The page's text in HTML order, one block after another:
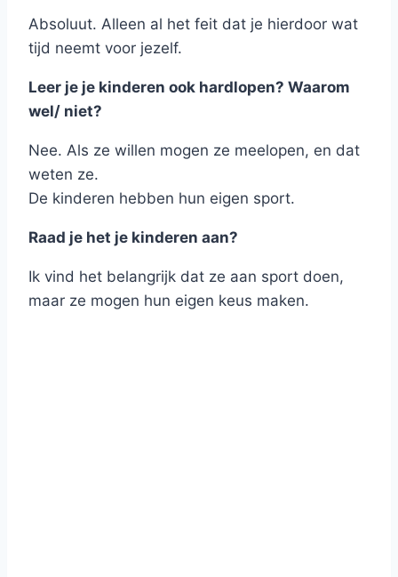
Absoluut. Alleen al het feit dat je hierdoor wat
tijd neemt voor jezelf.
Leer je je kinderen ook hardlopen? Waarom
wel/ niet?
Nee. Als ze willen mogen ze meelopen, en dat
weten ze.
De kinderen hebben hun eigen sport.
Raad je het je kinderen aan?
Ik vind het belangrijk dat ze aan sport doen,
maar ze mogen hun eigen keus maken.